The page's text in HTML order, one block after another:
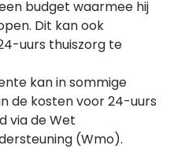
budget waarmee hij
Dit kan ook
uurs thuiszorg te
kan in sommige
de kosten voor 24-uurs
via de Wet
(Wmo).